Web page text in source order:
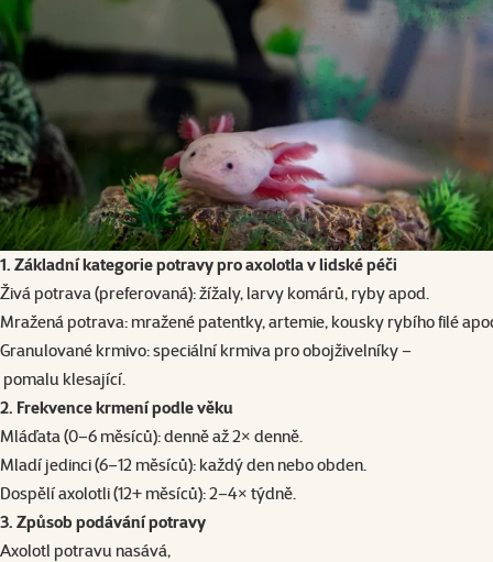
1. Základní kategorie potravy pro axolotla v lidsképéči
Živá potrava (preferovaná): žížaly, larvy komárů, ryby apod.
Mražená potrava: mražené patentky, artemie, kousky rybího filé
Granulované krmivo: speciální krmiva pro obojživelníky –
pomalu klesající.
2. Frekvence krmení podle věku
Mláďata (0–6 měsíců): denně až 2× denně.
Mladí jedinci (6–12 měsíců): každý den nebo obden.
Dospělí axolotli (12+ měsíců): 2–4× týdně.
3. Způsob podávání potravy
Axolotl potravu nasává,